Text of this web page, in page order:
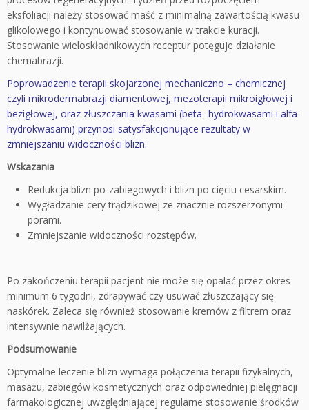
eksfoliacji należy stosować maść z minimalną zawartością kwasu
glikolowego i kontynuować stosowanie w trakcie kuracji.
Stosowanie wieloskładnikowych receptur potęguje działanie
chemabrazji.
Poprowadzenie terapii skojarzonej mechaniczno – chemicznej
czyli mikrodermabrazji diamentowej, mezoterapii mikroigłowej i
bezigłowej, oraz złuszczania kwasami (beta- hydrokwasami i alfa-
hydrokwasami) przynosi satysfakcjonujące rezultaty w
zmniejszaniu widoczności blizn.
Wskazania
Redukcja blizn po-zabiegowych i blizn po cięciu cesarskim.
Wygładzanie cery trądzikowej ze znacznie rozszerzonymi
porami.
Zmniejszanie widoczności rozstępów.
Po zakończeniu terapii pacjent nie może się opalać przez okres
minimum 6 tygodni, zdrapywać czy usuwać złuszczający się
naskórek. Zaleca się również stosowanie kremów z filtrem oraz
intensywnie nawilżających.
Podsumowanie
Optymalne leczenie blizn wymaga połączenia terapii fizykalnych,
masażu, zabiegów kosmetycznych oraz odpowiedniej pielęgnacji
farmakologicznej uwzględniającej regularne stosowanie środków